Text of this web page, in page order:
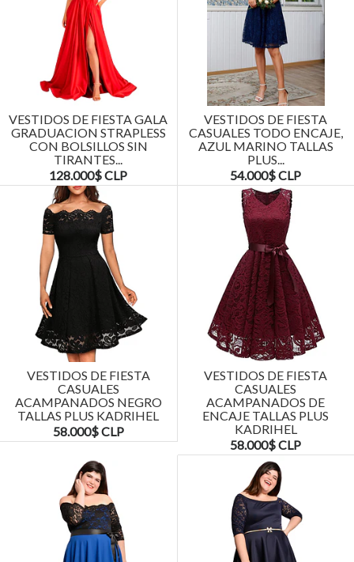
VESTIDOS DE FIESTA GALA
GRADUACION STRAPLESS
CON BOLSILLOS SIN
TIRANTES...
128.000$ CLP
VESTIDOS DE FIESTA
CASUALES TODO ENCAJE,
AZUL MARINO TALLAS
PLUS...
54.000$ CLP
VESTIDOS DE FIESTA
CASUALES
ACAMPANADOS NEGRO
TALLAS PLUS KADRIHEL
58.000$ CLP
VESTIDOS DE FIESTA
CASUALES
ACAMPANADOS DE
ENCAJE TALLAS PLUS
KADRIHEL
58.000$ CLP